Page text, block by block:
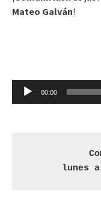
Mateo Galván!
00:00
lunes